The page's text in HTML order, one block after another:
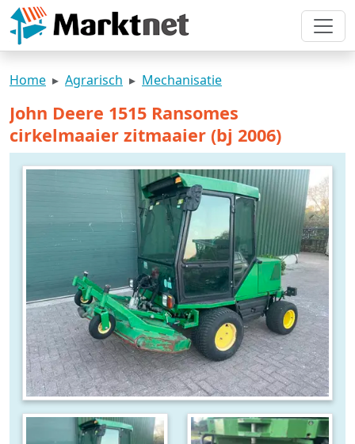
Home Agrarisch Mechanisatie
John Deere 1515 Ransomes
cirkelmaaier zitmaaier (bj 2006)